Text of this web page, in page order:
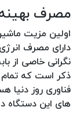
مصرف
اولین مزیت
دارای مصرف
نگرانی خاصی از
ذکر است که
فناوری روز
های این دستگاه